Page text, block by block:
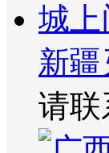
新
请联